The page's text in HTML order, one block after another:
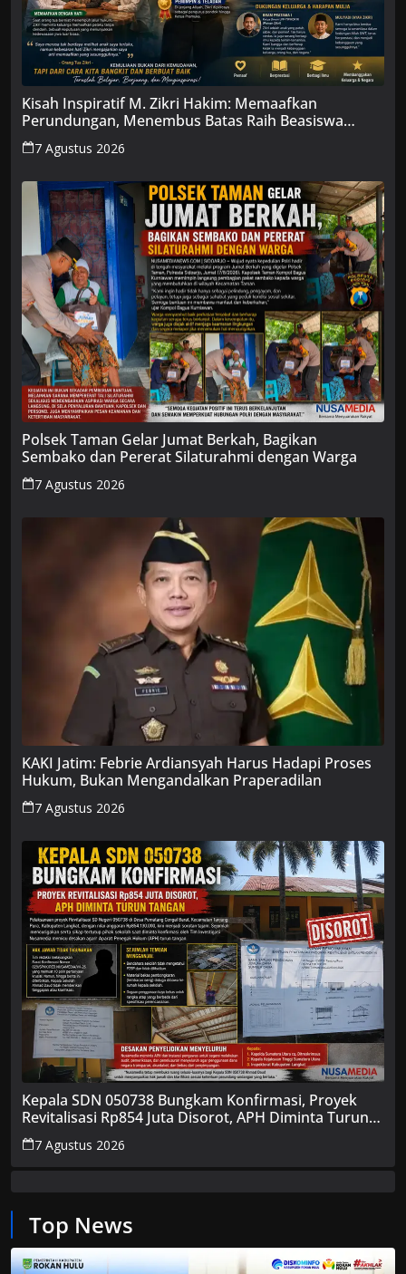
Kisah Inspiratif M. Zikri Hakim: Memaafkan
Perundungan, Menembus Batas Raih Beasiswa
Penuh
7 Agustus 2026
Polsek Taman Gelar Jumat Berkah, Bagikan
Sembako dan Pererat Silaturahmi dengan Warga
7 Agustus 2026
KAKI Jatim: Febrie Ardiansyah Harus Hadapi Proses
Hukum, Bukan Mengandalkan Praperadilan
7 Agustus 2026
Kepala SDN 050738 Bungkam Konfirmasi, Proyek
Revitalisasi Rp854 Juta Disorot, APH Diminta Turun
Tangan
7 Agustus 2026
Top News